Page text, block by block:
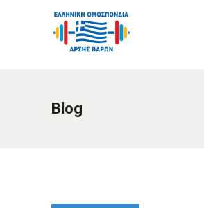
Blog